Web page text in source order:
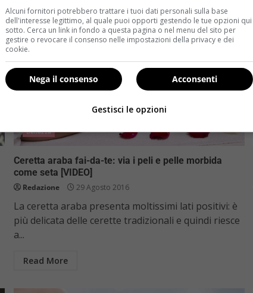
Bellezza
Ceretta araba fai-da-te: via i peli e pelle morbida
come seta [VIDEO]
Redazione 29 Agosto 2016
La ceretta araba presenta moltissimi lati positivi: è
più delicata delle cerette tradizionali e quindi riesce
a...
Read More
Alcuni fornitori potrebbero trattare i tuoi dati personali sulla base
dell'interesse legittimo, al quale puoi opporti gestendo le tue opzioni qui
sotto. Cerca un link in fondo a questa pagina o nel menu del sito per
gestire o revocare il consenso nelle impostazioni della privacy e dei
cookie.
Acconsenti
Nega il consenso
Gestisci le opzioni